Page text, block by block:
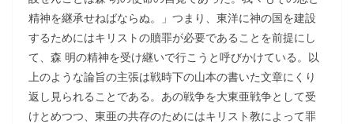
精神を継承せねばならぬ。」つまり、東洋に神の国を建設
するためにはキリストの贖罪が必要であることを前提にし
て、森 明の精神を受け継いで行こうと呼びかけている。以
上のような論旨の主張は戦時下の山本の書いた文章にくり
返し見られることである。あの戦争を大東亜戦争として受
けとめつつ、東亜の共存のためにはキリスト教によって罪